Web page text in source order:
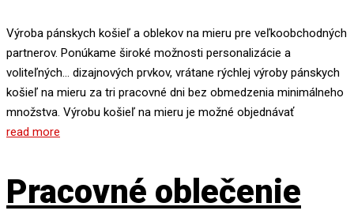
Výroba pánskych košieľ a oblekov na mieru pre veľkoobchodných
partnerov. Ponúkame široké možnosti personalizácie a
voliteľných… dizajnových prvkov, vrátane rýchlej výroby pánskych
košieľ na mieru za tri pracovné dni bez obmedzenia minimálneho
množstva. Výrobu košieľ na mieru je možné objednávať
read more
Pracovné oblečenie